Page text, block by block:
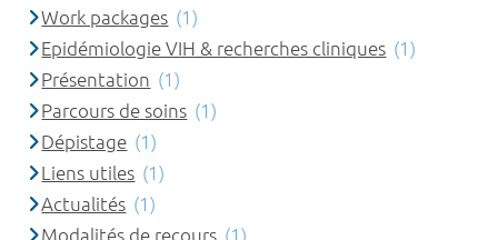
Work packages (1)
Epidémiologie VIH & recherches cliniques (1)
Présentation (1)
Parcours de soins (1)
Dépistage (1)
Liens utiles (1)
Actualités (1)
Modalités de recours (1)